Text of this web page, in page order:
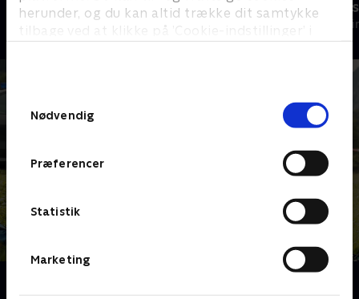
herunder, og du kan altid trække dit samtykke
tilbage ved at klikke på ’Cookie-indstillinger’ i
Nødvendig
Præferencer
Statistik
Marketing
Mord på Mallorca
Krimi & Spænding • 2 sæsoner
Farligt
Krimi &